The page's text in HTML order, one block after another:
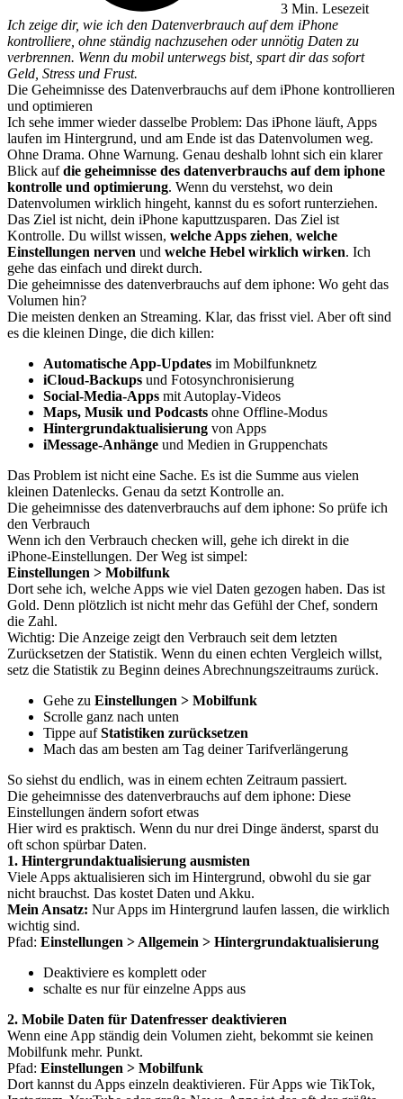
3 Min. Lesezeit
Ich zeige dir, wie ich den Datenverbrauch auf dem iPhone
kontrolliere, ohne ständig nachzusehen oder unnötig Daten zu
verbrennen. Wenn du mobil unterwegs bist, spart dir das sofort
Geld, Stress und Frust.
Die Geheimnisse des Datenverbrauchs auf dem iPhone kontrollieren
und optimieren
Ich sehe immer wieder dasselbe Problem: Das iPhone läuft, Apps
laufen im Hintergrund, und am Ende ist das Datenvolumen weg.
Ohne Drama. Ohne Warnung. Genau deshalb lohnt sich ein klarer
Blick aufdie geheimnisse des datenverbrauchs auf dem iphone
kontrolle und optimierung. Wenn du verstehst, wo dein
Datenvolumen wirklich hingeht, kannst du es sofort runterziehen.
Das Ziel ist nicht, dein iPhone kaputtzusparen. Das Ziel ist
Kontrolle. Du willst wissen, welche Apps ziehen, welche
Einstellungen nerven und welche Hebel wirklich wirken. Ich
gehe das einfach und direkt durch.
Die geheimnisse des datenverbrauchs auf dem iphone: Wo geht das
Volumen hin?
Die meisten denken an Streaming. Klar, das frisst viel. Aber oft sind
es die kleinen Dinge, die dich killen:
Automatische App-Updates im Mobilfunknetz
iCloud-Backups und Fotosynchronisierung
Social-Media-Apps mit Autoplay-Videos
Maps, Musik und Podcasts ohne Offline-Modus
Hintergrundaktualisierung von Apps
iMessage-Anhänge und Medien in Gruppenchats
Das Problem ist nicht eine Sache. Es ist die Summe aus vielen
kleinen Datenlecks. Genau da setzt Kontrolle an.
Die geheimnisse des datenverbrauchs auf dem iphone: So prüfe ich
den Verbrauch
Wenn ich den Verbrauch checken will, gehe ich direkt in die
iPhone-Einstellungen. Der Weg ist simpel:
Einstellungen > Mobilfunk
Dort sehe ich, welche Apps wie viel Daten gezogen haben. Das ist
Gold. Denn plötzlich ist nicht mehr das Gefühl der Chef, sondern
die Zahl.
Wichtig: Die Anzeige zeigt den Verbrauch seit dem letzten
Zurücksetzen der Statistik. Wenn du einen echten Vergleich willst,
setz die Statistik zu Beginn deines Abrechnungszeitraums zurück.
Gehe zu Einstellungen > Mobilfunk
Scrolle ganz nach unten
Tippe aufStatistiken zurücksetzen
Mach das am besten am Tag deiner Tarifverlängerung
So siehst du endlich, was in einem echten Zeitraum passiert.
Die geheimnisse des datenverbrauchs auf dem iphone: Diese
Einstellungen ändern sofort etwas
Hier wird es praktisch. Wenn du nur drei Dinge änderst, sparst du
oft schon spürbar Daten.
1. Hintergrundaktualisierung ausmisten
Viele Apps aktualisieren sich im Hintergrund, obwohl du sie gar
nicht brauchst. Das kostet Daten und Akku.
Mein Ansatz: Nur Apps im Hintergrund laufen lassen, die wirklich
wichtig sind.
Pfad: Einstellungen > Allgemein > Hintergrundaktualisierung
Deaktiviere es komplett oder
schalte es nur für einzelne Apps aus
2. Mobile Daten für Datenfresser deaktivieren
Wenn eine App ständig dein Volumen zieht, bekommt sie keinen
Mobilfunk mehr. Punkt.
Pfad: Einstellungen > Mobilfunk
Dort kannst du Apps einzeln deaktivieren. Für Apps wie TikTok,